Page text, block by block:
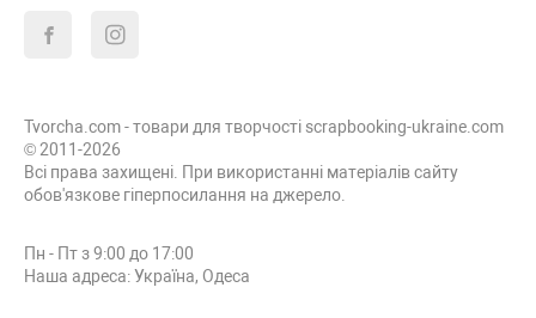
Tvorcha.com - товари для творчості scrapbooking-ukraine.com
© 2011-2026
Всі права захищені. При використанні матеріалів сайту
обов'язкове гіперпосилання на джерело.
Пн - Пт з 9:00 до 17:00
Наша адреса: Україна, Одеса